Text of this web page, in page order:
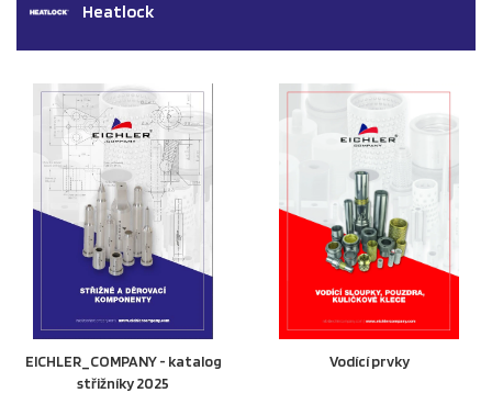
Heatlock
EICHLER_COMPANY - katalog
střižníky 2025
Vodící prvky